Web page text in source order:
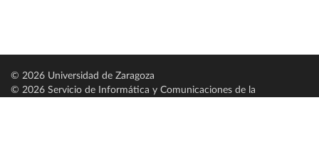
© 2026 Universidad de Zaragoza
© 2026 Servicio de Informática y Comunicaciones de la